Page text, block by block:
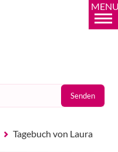
Senden
Tagebuch von Laura